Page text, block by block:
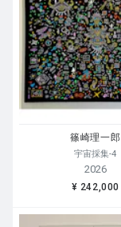
篠崎理一郎
宇宙採集-4
2026
¥ 242,000